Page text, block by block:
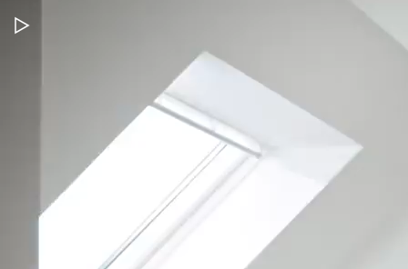
Video pauzeren